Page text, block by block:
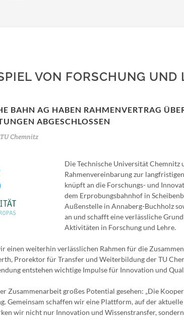
VON FORSCHUNG UND
BAHN AG HABEN RAHMENVERTRAG
ABGESCHLOSSEN
TU Chemnitz
Die Technische Universität Chemnitz
Rahmenvereinbarung zur
knüpft an die Forschungs- und
dem Erprobungsbahnhof in
Außenstelle in Annaberg-Buchholz
an und schafft eine verlässliche
Aktivitäten in Forschung und Lehre.
einen weiterhin verlässlichen Rahmen für die
Prorektor für Transfer und Weiterbildung der TU
entstehen wichtige Impulse für Innovation und
Zusammenarbeit großes Potential gesehen: „Die
Gemeinsam schaffen wir eine Plattform, auf der
wir nicht nur Innovation und Wissenstransfer,